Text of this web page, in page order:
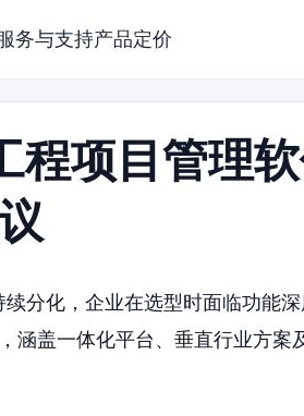
务与支持产品定价
项目管理
分化，企业在选型时面临功能
涵盖一体化平台、垂直行业方案